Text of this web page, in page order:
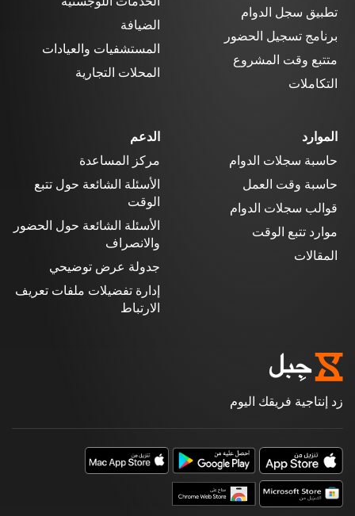
تطبيق سجل الدوام
برنامج تسجيل الحضور
متتبع وقت المشروع
التكاملات
الضيافة
المستشفيات والعيادات
المحلات التجارية
الموارد
حاسبة سجلات الدوام
حاسبة وقت العمل
قوالب سجلات الدوام
موارد تتبع الوقت
المقالات
الدعم
مركز المساعدة
الأسئلة الشائعة حول تتبع
الوقت
الأسئلة الشائعة حول الحضور
والانصراف
جدولة عرض توضيحي
إدارة تفضيلات ملفات تعريف
الارتباط
زد إنتاجية فريقك اليوم